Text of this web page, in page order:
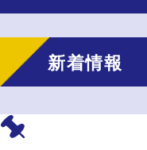
新着情報